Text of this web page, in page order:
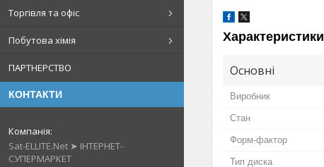
Торгівля та офіс
Побутова хімія
ПАРТНЕРСТВО
КОНТАКТИ
Sat-ELLITE.Net ➤ ІНТЕРНЕТ-
СУПЕРМАРКЕТ
Характеристики
Основні
Виробник
Стан
Форм-фактор
Тип диска